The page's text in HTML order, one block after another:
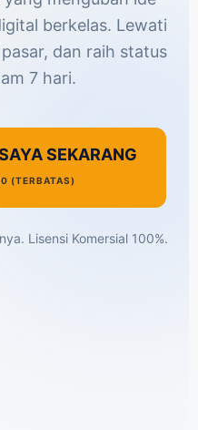
berkelas. Lewati
dan raih status
7 hari.
SEKARANG
(TERBATAS)
Lisensi Komersial 100%.